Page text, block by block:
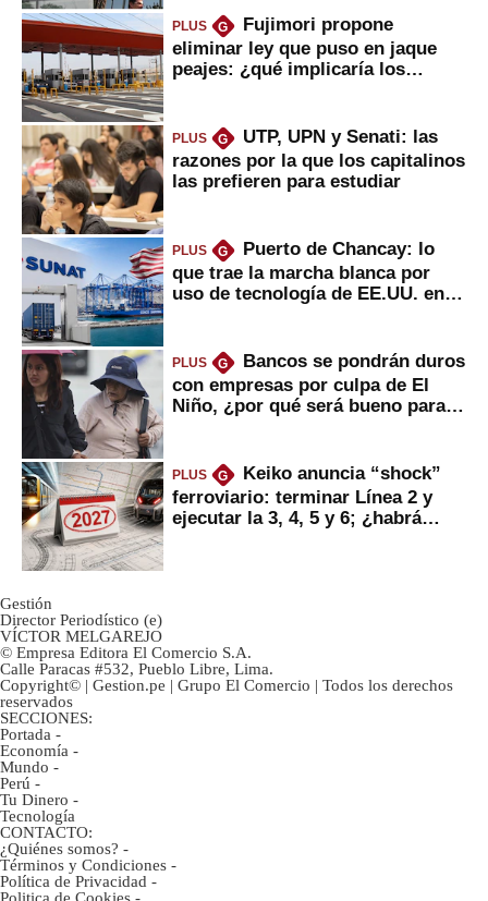
PLUS G
Fujimori propone
eliminar ley que puso en jaque
peajes: ¿qué implicaría los
PLUS G
UTP, UPN y Senati: las
razones por la que los capitalinos
las prefieren para estudiar
PLUS G
Puerto de Chancay: lo
que trae la marcha blanca por
uso de tecnología de EE.UU. en
PLUS G
Bancos se pondrán duros
con empresas por culpa de El
Niño, ¿por qué será bueno para
PLUS G
Keiko anuncia “shock”
ferroviario: terminar Línea 2 y
ejecutar la 3, 4, 5 y 6; ¿habrá
Gestión
Director Periodístico (e)
VÍCTOR MELGAREJO
© Empresa Editora El Comercio S.A.
Calle Paracas #532, Pueblo Libre, Lima.
Copyright© | Gestion.pe | Grupo El Comercio | Todos los derechos
reservados
SECCIONES:
Portada -
Economía -
Mundo -
Perú -
Tu Dinero -
Tecnología
CONTACTO:
¿Quiénes somos? -
Términos y Condiciones -
Política de Privacidad -